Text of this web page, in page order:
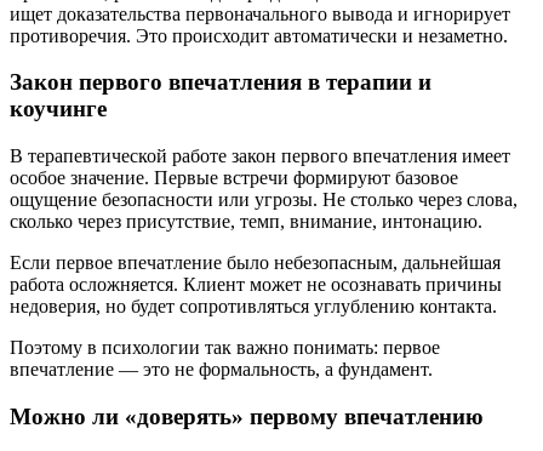
ищет доказательства первоначального вывода и игнорирует
противоречия. Это происходит автоматически и незаметно.
Закон первого впечатления в терапии и
коучинге
В терапевтической работе закон первого впечатления имеет
особое значение. Первые встречи формируют базовое
ощущение безопасности или угрозы. Не столько через слова,
сколько через присутствие, темп, внимание, интонацию.
Если первое впечатление было небезопасным, дальнейшая
работа осложняется. Клиент может не осознавать причины
недоверия, но будет сопротивляться углублению контакта.
Поэтому в психологии так важно понимать: первое
впечатление — это не формальность, а фундамент.
Можно ли «доверять» первому впечатлению